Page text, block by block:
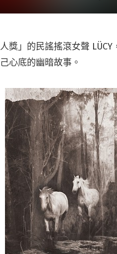
獎」的民謠搖滾女聲
心底的幽暗故事。